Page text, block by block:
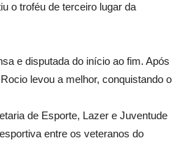
o troféu de terceiro lugar da
e disputada do início ao fim. Após
levou a melhor, conquistando o
de Esporte, Lazer e Juventude
entre os veteranos do